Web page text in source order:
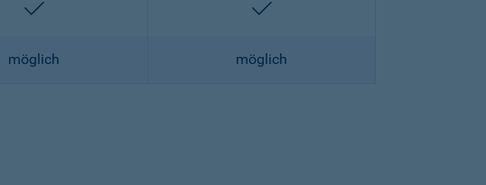
enthalten enthalten
möglich möglich